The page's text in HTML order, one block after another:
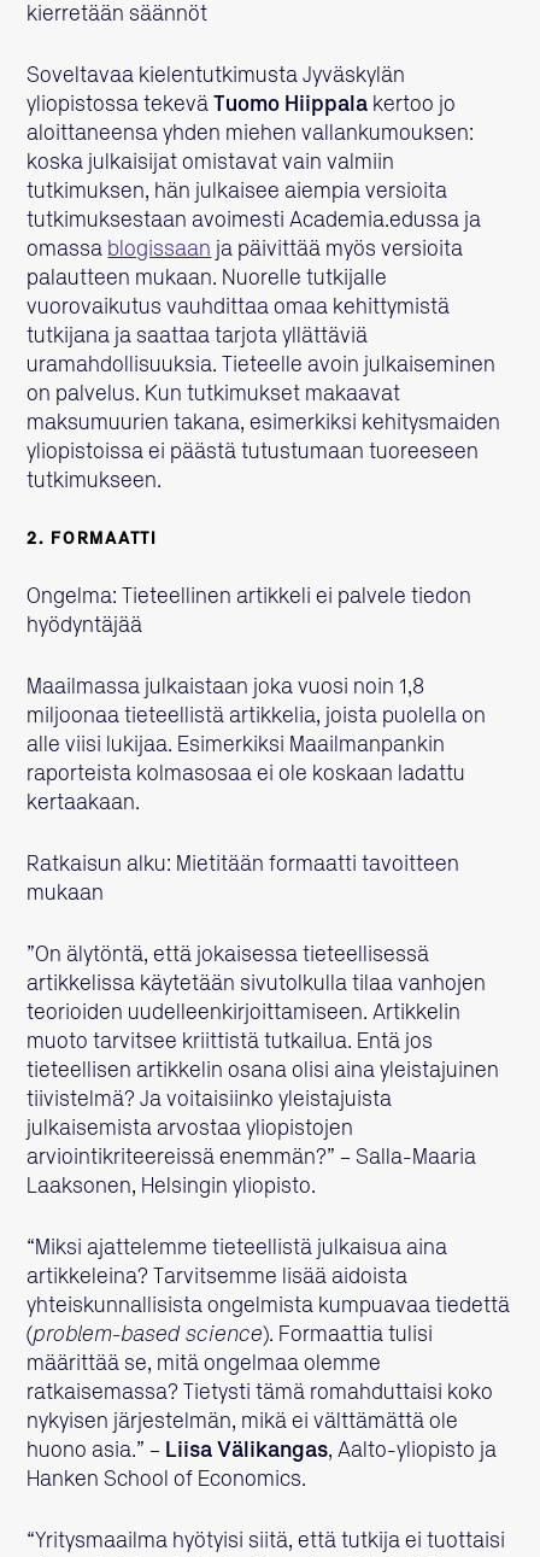
kierretään säännöt
Soveltavaa kielentutkimusta Jyväskylän
yliopistossa tekeväTuomo Hiippala kertoo jo
aloittaneensa yhden miehen vallankumouksen:
koska julkaisijat omistavat vain valmiin
tutkimuksen, hän julkaisee aiempia versioita
tutkimuksestaan avoimesti Academia.edussa ja
omassa blogissaan ja päivittää myös versioita
palautteen mukaan. Nuorelle tutkijalle
vuorovaikutus vauhdittaa omaa kehittymistä
tutkijana ja saattaa tarjota yllättäviä
uramahdollisuuksia. Tieteelle avoin julkaiseminen
on palvelus. Kun tutkimukset makaavat
maksumuurien takana, esimerkiksi kehitysmaiden
yliopistoissa ei päästä tutustumaan tuoreeseen
tutkimukseen.
2. FORMAATTI
Ongelma: Tieteellinen artikkeli ei palvele tiedon
hyödyntäjää
Maailmassa julkaistaan joka vuosi noin 1,8
miljoonaa tieteellistä artikkelia, joista puolella on
alle viisi lukijaa. Esimerkiksi Maailmanpankin
raporteista kolmasosaa ei ole koskaan ladattu
kertaakaan.
Ratkaisun alku: Mietitään formaatti tavoitteen
mukaan
”On älytöntä, että jokaisessa tieteellisessä
artikkelissa käytetään sivutolkulla tilaa vanhojen
teorioiden uudelleenkirjoittamiseen. Artikkelin
muoto tarvitsee kriittistä tutkailua. Entä jos
tieteellisen artikkelin osana olisi aina yleistajuinen
tiivistelmä? Ja voitaisiinko yleistajuista
julkaisemista arvostaa yliopistojen
arviointikriteereissä enemmän?” – Salla-Maaria
Laaksonen, Helsingin yliopisto.
“Miksi ajattelemme tieteellistä julkaisua aina
artikkeleina? Tarvitsemme lisää aidoista
yhteiskunnallisista ongelmista kumpuavaa tiedettä
(problem-based science). Formaattia tulisi
määrittää se, mitä ongelmaa olemme
ratkaisemassa? Tietysti tämä romahduttaisi koko
nykyisen järjestelmän, mikä ei välttämättä ole
huono asia.” – Liisa Välikangas, Aalto-yliopisto ja
Hanken School of Economics.
“Yritysmaailma hyötyisi siitä, että tutkija ei tuottaisi